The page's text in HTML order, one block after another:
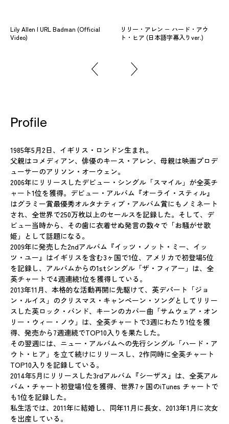
Lily Allen | URL Badman (Official
Video)
リリー・アレン − ハード・アウ
ト・ヒア (日本語字幕入りver.)
Profile
1985年5月2日、イギリス・ロンドン生まれ。
父親はコメディアン、俳優のキース・アレン、母親は映画プロデ
ューサーのアリソン・オーウェン。
2006年にリリースしたデビュー・シングル「スマイル」が全英チ
ャート1位を獲得。デビュー・アルバム『オーライ・スティル』
はグラミー賞最優秀オルタナティブ・アルバム賞にもノミネート
され、全世界で250万枚以上のセールスを記録した。そして、デ
ビュー当時から、その歯に衣着せぬ発言の数々で「お騒がせ歌
姫」として話題になる。
2009年に発売した2ndアルバム『イッツ・ノット・ミー、イッ
ツ・ユー』はイギリスを含む3ヶ国で1位、アメリカで初登場5位
を記録し、アルバムからの1stシングル「ザ・フィアー」は、全
英チャートで4週連続1位を獲得している。
2013年11月、本格的な活動再開に先駆けて、英デパート「ジョ
ン・ルイス」のクリスマス・キャンペーン・ソングとしてリリー
スした英ロック・バンド、キーンのカバー曲「サムウェア・オン
リー・ウィー・ノウ」は、全英チャートで3週にわたり1位を獲
得、発売から7週連続でTOP10入りを果たした。
その翌週には、ニュー・アルバムへの先行シングル「ハード・ア
ウト・ヒア」を立て続けにリリースし、2作同時に全英チャート
TOP10入りを記録している。
2014年5月にリリースした3rdアルバム『シーザス』は、全英アル
バム・チャート初登場1位を獲得、世界7ヶ国のiTunes チャートで
も1位を記録した。
私生活では、2011年に結婚し、同年11月に長女、2013年1月に次女
を出産している。